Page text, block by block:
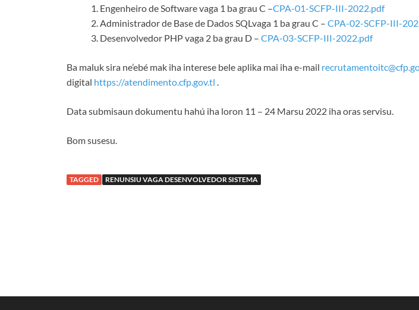
Engenheiro de Software vaga 1 ba grau C –CPA-01-SCFP-III-2022.pdf
Administrador de Base de Dados SQLvaga 1 ba grau C – CPA-02-SCFP-III-
Desenvolvedor PHP vaga 2 ba grau D – CPA-03-SCFP-III-2022.pdf
Ba maluk sira ne’ebé mak iha interese bele aplika mai iha e-mail
digital https://atendimento.cfp.gov.tl .
Data submisaun dokumentu hahú iha loron 11 – 24 Marsu 2022 iha oras servisu.
Bom susesu.
TAGGED RENUNSIU VAGA DESENVOLVEDOR SISTEMA